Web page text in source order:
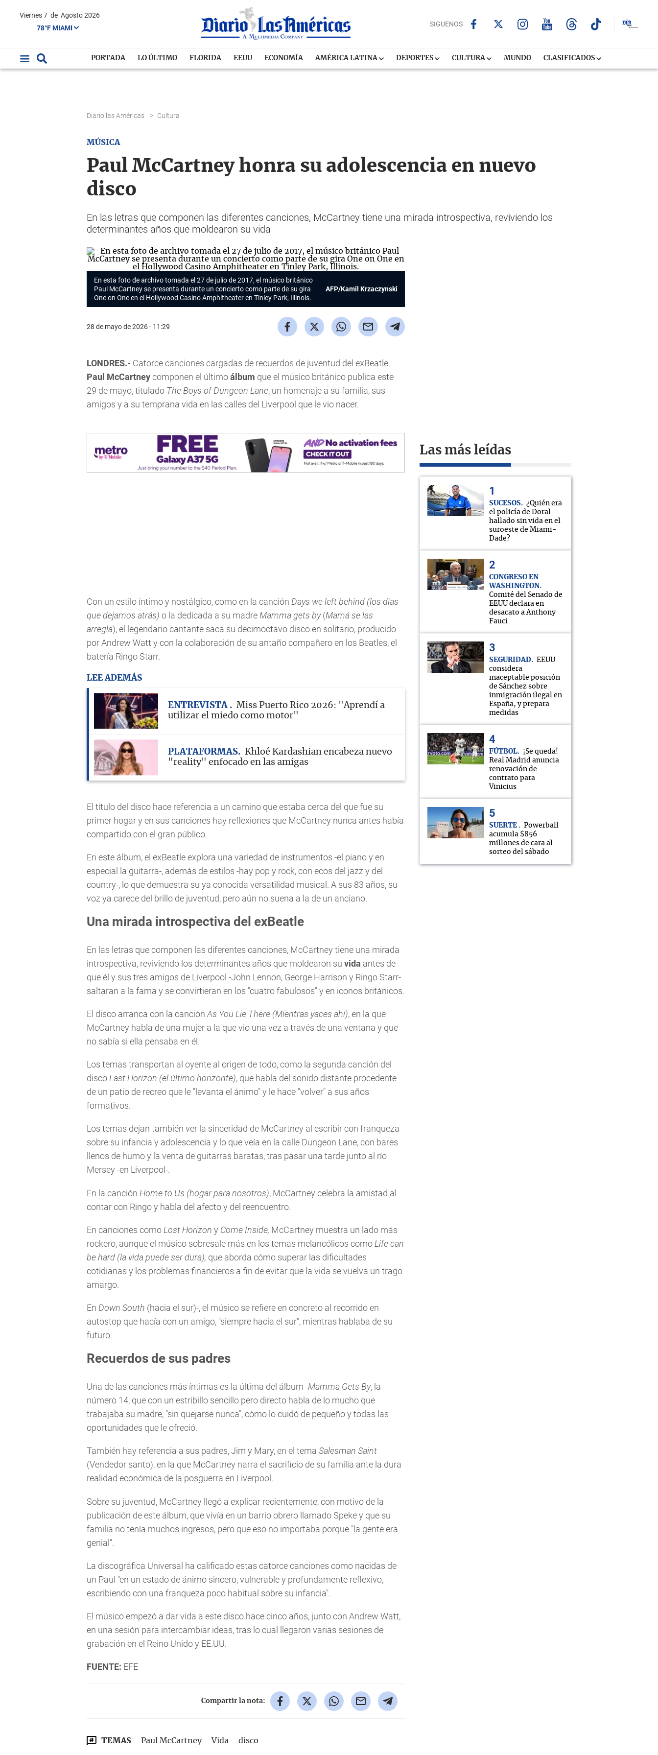
Viernes 7 de Agosto 2026
78°F MIAMI
SIGUENOS
PORTADA LO ÚLTIMO FLORIDA EEUU ECONOMÍA AMÉRICA LATINA DEPORTES CULTURA MUNDO CLASIFICADOS
Diario las Américas > Cultura
MÚSICA
Paul McCartney honra su adolescencia en nuevo
disco
En las letras que componen las diferentes canciones, McCartney tiene una mirada introspectiva, reviviendo los
determinantes años que moldearon su vida
En esta foto de archivo tomada el 27 de julio de 2017, el músico británico
Paul McCartney se presenta durante un concierto como parte de su gira
One on Oneen el Hollywood Casino Amphitheater en Tinley Park, Illinois.
AFP/Kamil Krzaczynski
28 de mayo de 2026 - 11:29
LONDRES.- Catorce canciones cargadas de recuerdos de juventud del exBeatle
Paul McCartneycomponen el últimoálbum que el músico británico publica este
29 de mayo, titulado The Boys of Dungeon Lane, un homenaje a su familia, sus
amigos y a su temprana vida en las calles del Liverpool que le vio nacer.
Con un estilo íntimo y nostálgico, como en la canción Days we left behind (los días
que dejamos atrás) o la dedicada a su madreMamma gets by(Mamá se las
arregla), el legendario cantante saca su decimoctavo disco en solitario, producido
por Andrew Watt y con la colaboración de su antaño compañero en los Beatles, el
batería Ringo Starr.
LEE ADEMÁS
ENTREVISTA
Miss Puerto Rico 2026: "Aprendí a
utilizar el miedo como motor"
PLATAFORMAS
Khloé Kardashian encabeza nuevo
"reality" enfocado en las amigas
El título del disco hace referencia a un camino que estaba cerca del que fue su
primer hogar y en sus canciones hay reflexiones que McCartney nunca antes había
compartido con el gran público.
En este álbum, el exBeatle explora una variedad de instrumentos -el piano y en
especial la guitarra-, además de estilos -hay pop y rock, con ecos del jazz y del
country-, lo que demuestra su ya conocida versatilidad musical. A sus 83 años, su
voz ya carece del brillo de juventud, pero aún no suena a la de un anciano.
Una mirada introspectiva del exBeatle
En las letras que componen las diferentes canciones, McCartney tiene una mirada
introspectiva, reviviendo los determinantes años que moldearon su vida antes de
que él y sus tres amigos de Liverpool -John Lennon, George Harrison y Ringo Starr-
saltaran a la fama y se convirtieran en los "cuatro fabulosos" y en iconos británicos.
El disco arranca con la canción As You Lie There (Mientras yaces ahí), en la que
McCartney habla de una mujer a la que vio una vez a través de una ventana y que
no sabía si ella pensaba en él.
Los temas transportan al oyente al origen de todo, como la segunda canción del
discoLast Horizon (el último horizonte), que habla del sonido distante procedente
de un patio de recreo que le "levanta el ánimo" y le hace "volver" a sus años
formativos.
Los temas dejan también ver la sinceridad de McCartney al escribir con franqueza
sobre su infancia y adolescencia y lo que veía en la calle Dungeon Lane, con bares
llenos de humo y la venta de guitarras baratas, tras pasar una tarde junto al río
Mersey -en Liverpool-.
En la canción Home to Us (hogar para nosotros), McCartney celebra la amistad al
contar con Ringo y habla del afecto y del reencuentro.
En canciones como Lost Horizon y Come Inside, McCartney muestra un lado más
rockero, aunque el músico sobresale más en los temas melancólicos como Life can
be hard (la vida puede ser dura), que aborda cómo superar las dificultades
cotidianas y los problemas financieros a fin de evitar que la vida se vuelva un trago
amargo.
En Down South (hacia el sur)-, el músico se refiere en concreto al recorrido en
autostop que hacía con un amigo, "siempre hacia el sur", mientras hablaba de su
futuro.
Recuerdos de sus padres
Una de las canciones más íntimas es la última del álbum -Mamma Gets By, la
número 14, que con un estribillo sencillo pero directo habla de lo mucho que
trabajaba su madre, "sin quejarse nunca", cómo lo cuidó de pequeño y todas las
oportunidades que le ofreció.
También hay referencia a sus padres, Jim y Mary, en el tema Salesman Saint
(Vendedor santo), en la que McCartney narra el sacrificio de su familia ante la dura
realidad económica de la posguerra en Liverpool.
Sobre su juventud, McCartney llegó a explicar recientemente, con motivo de la
publicación de este álbum, que vivía en un barrio obrero llamado Speke y que su
familia no tenía muchos ingresos, pero que eso no importaba porque "la gente era
genial".
La discográfica Universal ha calificado estas catorce canciones como nacidas de
un Paul "en un estado de ánimo sincero, vulnerable y profundamente reflexivo,
escribiendo con una franqueza poco habitual sobre su infancia".
El músico empezó a dar vida a este disco hace cinco años, junto con Andrew Watt,
en una sesión para intercambiar ideas, tras lo cual llegaron varias sesiones de
grabación en el Reino Unido y EE.UU.
FUENTE: EFE
Compartir la nota:
TEMAS Paul McCartney Vida disco
Las más leídas
SUCESOS
¿Quién era
el policía de Doral
hallado sin vida en el
suroeste de Miami-
Dade?
CONGRESO EN
WASHINGTON
Comité del Senado de
EEUU declara en
desacato a Anthony
Fauci
SEGURIDAD
EEUU
considera
inaceptable posición
de Sánchez sobre
inmigración ilegal en
España, y prepara
medidas
FÚTBOL
¡Se queda!
Real Madrid anuncia
renovación de
contrato para
Vinicius
SUERTE
Powerball
acumula $856
millones de cara al
sorteo del sábado